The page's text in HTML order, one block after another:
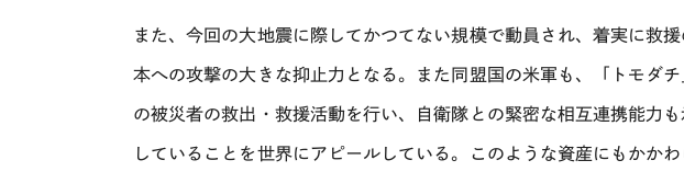
また、今回の大地震に際してかつてない規模で動員され、着実に救
本への攻撃の大きな抑止力となる。また同盟国の米軍も、「トモダ
の被災者の救出・救援活動を行い、自衛隊との緊密な相互連携能力
していることを世界にアピールしている。このような資産にもかか